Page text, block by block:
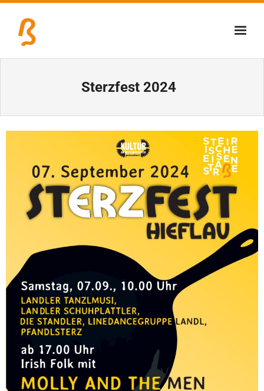
Tage der Industriekultur
Eisenstraßenmuseen
Veranstaltungen
Sterzfest 2024